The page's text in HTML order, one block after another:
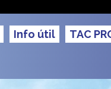
Info útil
TAC